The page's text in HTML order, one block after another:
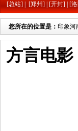
[总站] [郑州] [开封] [
您所在的位置是： 印象河
方言电